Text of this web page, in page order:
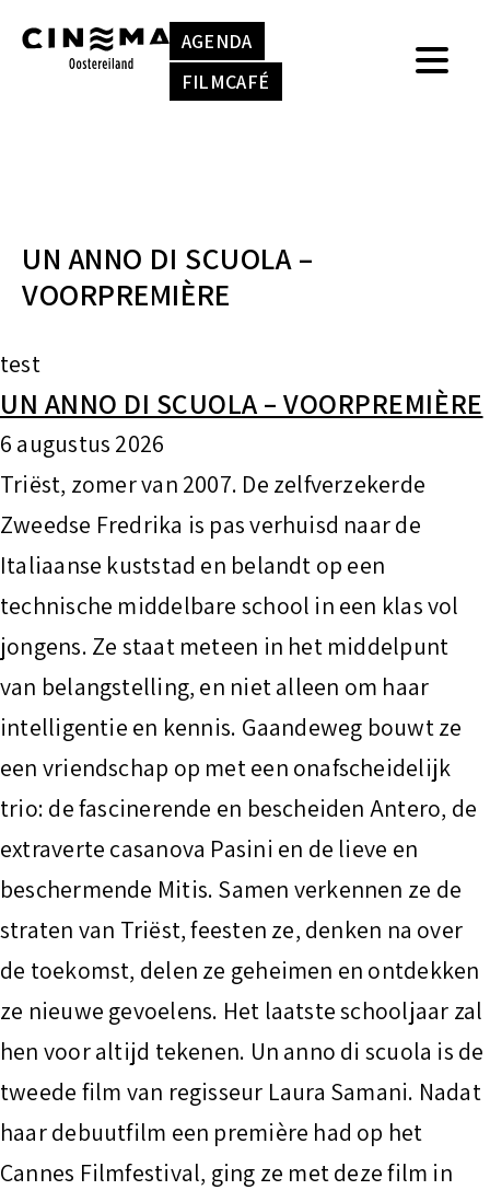
e
AGENDA
FILMCAFÉ
k
rUN ANNO DI SCUOLA –
VOORPREMIÈRE
test
UN ANNO DI SCUOLA – VOORPREMIÈRE
6 augustus 2026
Triëst, zomer van 2007. De zelfverzekerde
Zweedse Fredrika is pas verhuisd naar de
Italiaanse kuststad en belandt op een
technische middelbare school in een klas vol
jongens. Ze staat meteen in het middelpunt
van belangstelling, en niet alleen om haar
intelligentie en kennis. Gaandeweg bouwt ze
een vriendschap op met een onafscheidelijk
trio: de fascinerende en bescheiden Antero, de
extraverte casanova Pasini en de lieve en
beschermende Mitis. Samen verkennen ze de
straten van Triëst, feesten ze, denken na over
de toekomst, delen ze geheimen en ontdekken
ze nieuwe gevoelens. Het laatste schooljaar zal
hen voor altijd tekenen. Un anno di scuola is de
tweede film van regisseur Laura Samani. Nadat
haar debuutfilm een première had op het
Cannes Filmfestival, ging ze met deze film in